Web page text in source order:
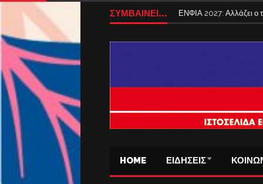
ΣΥΜΒΑΙΝΕΙ... ΕΝΦΙΑ 2027: Αλλάζει ο
HOME ΕΙΔΗΣΕΙΣ